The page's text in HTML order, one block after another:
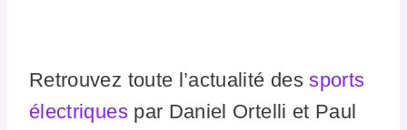
Retrouvez toute l’actualité dessports
électriquespar Daniel Ortelli et Paul